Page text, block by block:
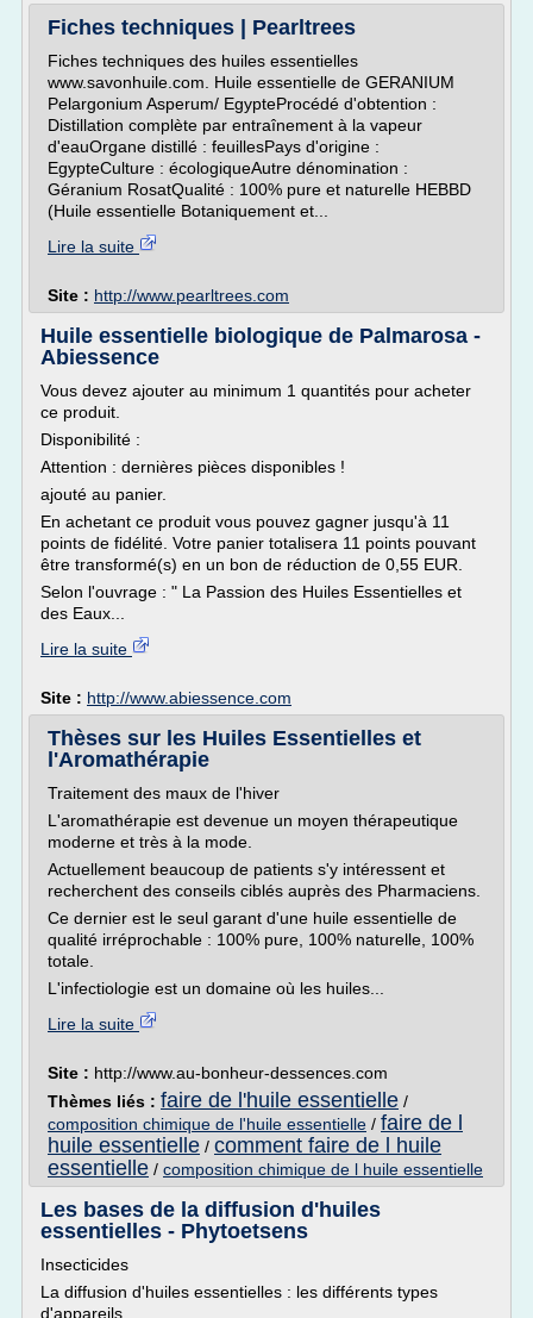
Fiches techniques | Pearltrees
Fiches techniques des huiles essentielles
www.savonhuile.com. Huile essentielle de GERANIUM
Pelargonium Asperum/ EgypteProcédé d'obtention :
Distillation complète par entraînement à la vapeur
d'eauOrgane distillé : feuillesPays d'origine :
EgypteCulture : écologiqueAutre dénomination :
Géranium RosatQualité : 100% pure et naturelle HEBBD
(Huile essentielle Botaniquement et...
Lire la suite
Site : http://www.pearltrees.com
Huile essentielle biologique de Palmarosa -
Abiessence
Vous devez ajouter au minimum 1 quantités pour acheter
ce produit.
Disponibilité :
Attention : dernières pièces disponibles !
ajouté au panier.
En achetant ce produit vous pouvez gagner jusqu'à 11
points de fidélité. Votre panier totalisera 11 points pouvant
être transformé(s) en un bon de réduction de 0,55 EUR.
Selon l'ouvrage : " La Passion des Huiles Essentielles et
des Eaux...
Lire la suite
Site : http://www.abiessence.com
Thèses sur les Huiles Essentielles et
l'Aromathérapie
Traitement des maux de l'hiver
L'aromathérapie est devenue un moyen thérapeutique
moderne et très à la mode.
Actuellement beaucoup de patients s'y intéressent et
recherchent des conseils ciblés auprès des Pharmaciens.
Ce dernier est le seul garant d'une huile essentielle de
qualité irréprochable : 100% pure, 100% naturelle, 100%
totale.
L'infectiologie est un domaine où les huiles...
Lire la suite
Site : http://www.au-bonheur-dessences.com
Thèmes liés : faire de l'huile essentielle /
composition chimique de l'huile essentielle / faire de l
huile essentielle / comment faire de l huile
essentielle / composition chimique de l huile essentielle
Les bases de la diffusion d'huiles
essentielles - Phytoetsens
Insecticides
La diffusion d'huiles essentielles : les différents types
d'appareils